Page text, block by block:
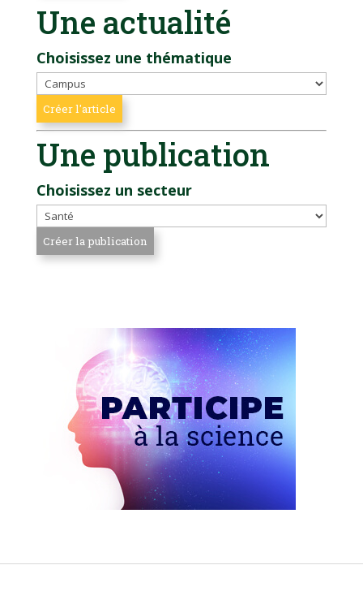
Une actualité
Choisissez une thématique
Une publication
Choisissez un secteur